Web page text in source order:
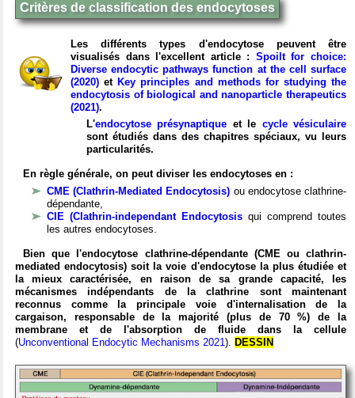
Critères de classification des endocytoses
Les différents types d'endocytose peuvent être
visualisés dans l'excellent article : Spoilt for choice:
Diverse endocytic pathways function at the cell surface
(2020) et Key principles and methods for studying the
endocytosis of biological and nanoparticle therapeutics
(2021).
L'endocytose présynaptique et le cycle vésiculaire
sont étudiés dans des chapitres spéciaux, vu leurs
particularités.
En règle générale, on peut diviser les endocytoses en :
CME (Clathrin-Mediated Endocytosis) ou endocytose clathrine-
dépendante,
CIE (Clathrin-independant Endocytosis qui comprend toutes
les autres endocytoses.
Bien que l'endocytose clathrine-dépendante (CME ou clathrin-
mediated endocytosis) soit la voie d'endocytose la plus étudiée et
la mieux caractérisée, en raison de sa grande capacité, les
mécanismes indépendants de la clathrine sont maintenant
reconnus comme la principale voie d'internalisation de la
cargaison, responsable de la majorité (plus de 70 %) de la
membrane et de l'absorption de fluide dans la cellule
(Unconventional Endocytic Mechanisms 2021). DESSIN